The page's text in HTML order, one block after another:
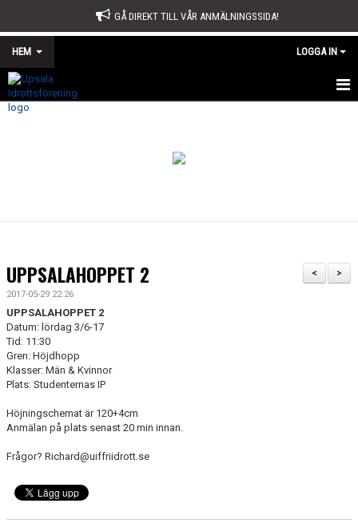
GÅ DIREKT TILL VÅR ANMÄLNINGSSIDA!
HEM LOGGA IN
START
ÅRSMÖTE
ÅRSBERÄTTELSE OCH VERKSAMHETSPLAN
BÖRJA TRÄNA FRIIDROTT
MEDLEMSINFO
ARRANGEMANG
FUNKTIONÄRSINFO
>
<
UPPSALAHOPPET 2
2017-05-29 22:26
UPPSALAHOPPET 2
Datum: lördag 3/6-17
Tid: 11:30
Gren: Höjdhopp
Klasser: Män & Kvinnor
Plats: Studenternas IP
Höjningschemat är 120+4cm
Anmälan på plats senast 20 min innan.
Frågor? Richard@uiffriidrott.se